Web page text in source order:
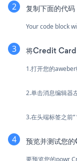
复制下面的代码
Your code block
将Credit Card
1.打开您的aweber
2.单击消息编辑器
3.在头端标签之前
预览并测试您
要预览您的powr